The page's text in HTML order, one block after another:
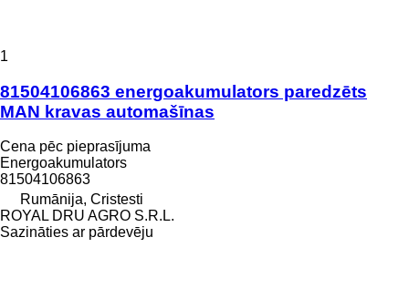
1
81504106863 energoakumulators paredzēts
MAN kravas automašīnas
Cena pēc pieprasījuma
Energoakumulators
81504106863
Rumānija, Cristesti
ROYAL DRU AGRO S.R.L.
Sazināties ar pārdevēju